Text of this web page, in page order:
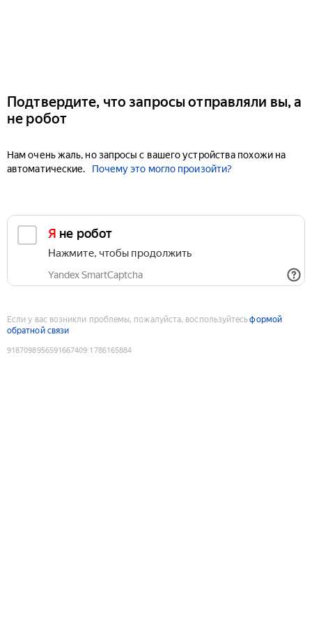
Подтвердите, что запросы отправляли вы, а
не робот
Нам очень жаль, но запросы с вашего устройства похожи на
автоматические.
Почему это могло произойти?
Я не робот
Нажмите, чтобы продолжить
Yandex SmartCaptcha
Если у вас возникли проблемы, пожалуйста, воспользуйтесьформой
обратной связи
9187098956591667409:1786165884